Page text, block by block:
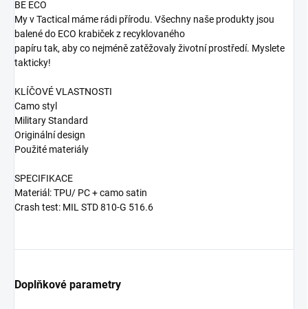
BE ECO
My v Tactical máme rádi přírodu. Všechny naše produkty jsou
balené do ECO krabiček z recyklovaného
papíru tak, aby co nejméně zatěžovaly životní prostředí. Myslete
takticky!
KLÍČOVÉ VLASTNOSTI
Camo styl
Military Standard
Originální design
Použité materiály
SPECIFIKACE
Materiál: TPU/ PC + camo satin
Crash test: MIL STD 810-G 516.6
Doplňkové parametry